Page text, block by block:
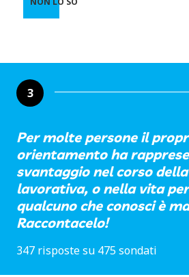
3
Per molte persone il
orientamento ha
svantaggio nel corso
lavorativa, o nella vita
qualcuno che conosci è
Raccontacelo!
347 risposte su 475 sondati